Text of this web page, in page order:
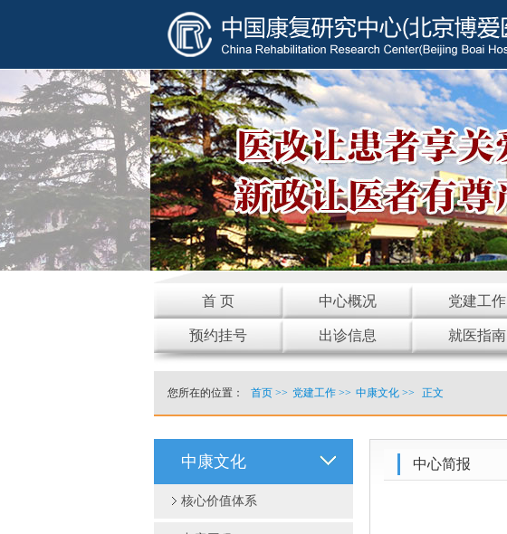
首 页 中心概况 党建工作
预约挂号 出诊信息 就医指南
您所在的位置： 首页>> 党建工作>> 中康文化>> 正文
中康文化
核心价值体系
中心简报